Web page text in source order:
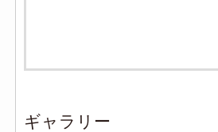
ギャラリー